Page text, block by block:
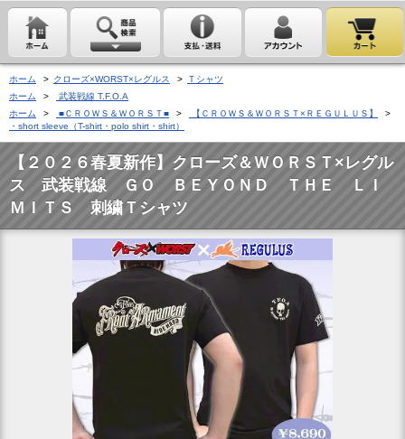
ホーム > クローズ×WORST×レグルス >
Ｔシャツ
ホーム
>
武装戦線 T.F.O.A
ホーム
> ■ＣＲＯＷＳ＆ＷＯＲＳＴ■ > 【ＣＲＯＷＳ＆ＷＯＲＳＴ×ＲＥＧＵＬＵＳ】
>
・short sleeve（T-shirt・polo shirt・shirt）
【２０２６春夏新作】クローズ＆ＷＯＲＳＴ×レグル
ス 武装戦線 ＧＯ ＢＥＹＯＮＤ ＴＨＥ ＬＩ
ＭＩＴＳ 刺繍Ｔシャツ